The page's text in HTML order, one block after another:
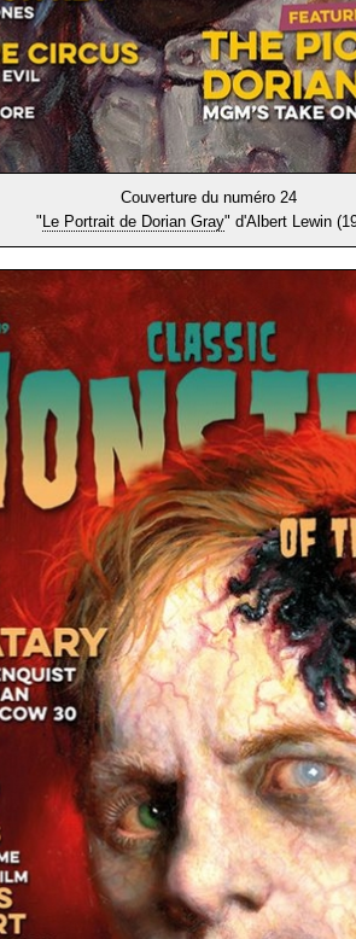
Couverture du numéro 24
" Le Portrait de Dorian Gray" d'Albert Lewin